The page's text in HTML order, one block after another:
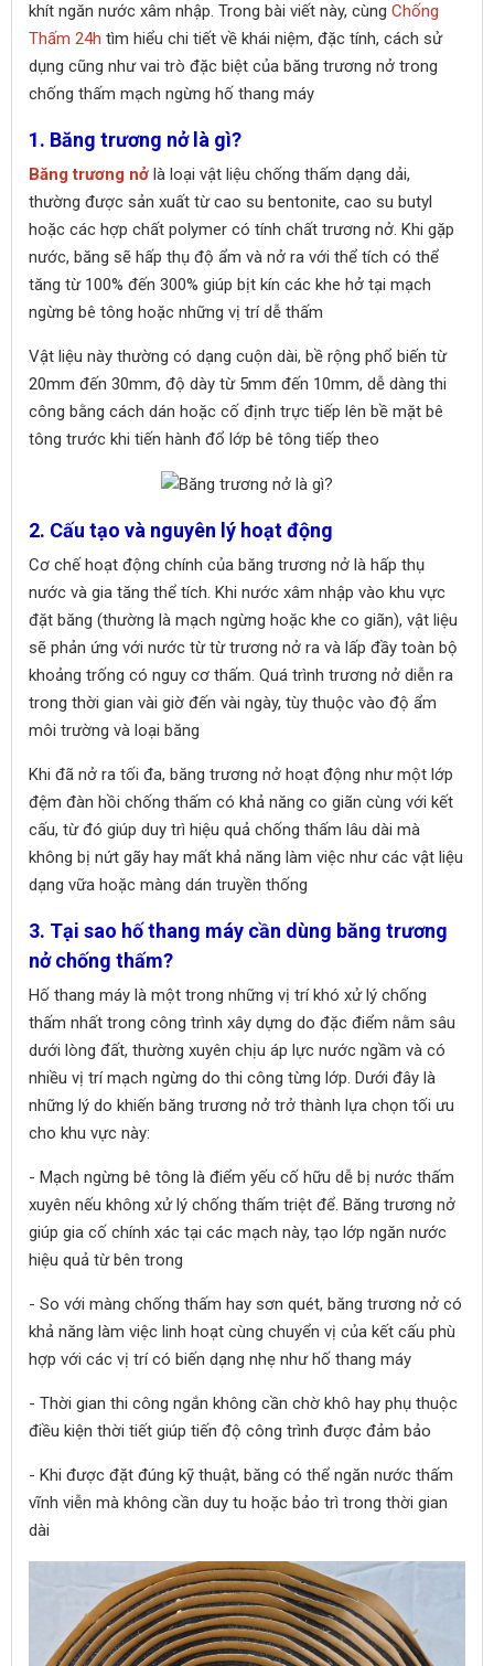
khít ngăn nước xâm nhập. Trong bài viết này, cùng Chống
Thấm 24h tìm hiểu chi tiết về khái niệm, đặc tính, cách sử
dụng cũng như vai trò đặc biệt của băng trương nở trong
chống thấm mạch ngừng hố thang máy
1. Băng trương nở là gì?
Băng trương nở là loại vật liệu chống thấm dạng dải,
thường được sản xuất từ cao su bentonite, cao su butyl
hoặc các hợp chất polymer có tính chất trương nở. Khi gặp
nước, băng sẽ hấp thụ độ ẩm và nở ra với thể tích có thể
tăng từ 100% đến 300% giúp bịt kín các khe hở tại mạch
ngừng bê tông hoặc những vị trí dễ thấm
Vật liệu này thường có dạng cuộn dài, bề rộng phổ biến từ
20mm đến 30mm, độ dày từ 5mm đến 10mm, dễ dàng thi
công bằng cách dán hoặc cố định trực tiếp lên bề mặt bê
tông trước khi tiến hành đổ lớp bê tông tiếp theo
2. Cấu tạo và nguyên lý hoạt động
Cơ chế hoạt động chính của băng trương nở là hấp thụ
nước và gia tăng thể tích. Khi nước xâm nhập vào khu vực
đặt băng (thường là mạch ngừng hoặc khe co giãn), vật liệu
sẽ phản ứng với nước từ từ trương nở ra và lấp đầy toàn bộ
khoảng trống có nguy cơ thấm. Quá trình trương nở diễn ra
trong thời gian vài giờ đến vài ngày, tùy thuộc vào độ ẩm
môi trường và loại băng
Khi đã nở ra tối đa, băng trương nở hoạt động như một lớp
đệm đàn hồi chống thấm có khả năng co giãn cùng với kết
cấu, từ đó giúp duy trì hiệu quả chống thấm lâu dài mà
không bị nứt gãy hay mất khả năng làm việc như các vật liệu
dạng vữa hoặc màng dán truyền thống
3. Tại sao hố thang máy cần dùng băng trương
nở chống thấm?
Hố thang máy là một trong những vị trí khó xử lý chống
thấm nhất trong công trình xây dựng do đặc điểm nằm sâu
dưới lòng đất, thường xuyên chịu áp lực nước ngầm và có
nhiều vị trí mạch ngừng do thi công từng lớp. Dưới đây là
những lý do khiến băng trương nở trở thành lựa chọn tối ưu
cho khu vực này:
- Mạch ngừng bê tông là điểm yếu cố hữu dễ bị nước thấm
xuyên nếu không xử lý chống thấm triệt để. Băng trương nở
giúp gia cố chính xác tại các mạch này, tạo lớp ngăn nước
hiệu quả từ bên trong
- So với màng chống thấm hay sơn quét, băng trương nở có
khả năng làm việc linh hoạt cùng chuyển vị của kết cấu phù
hợp với các vị trí có biến dạng nhẹ như hố thang máy
- Thời gian thi công ngắn không cần chờ khô hay phụ thuộc
điều kiện thời tiết giúp tiến độ công trình được đảm bảo
- Khi được đặt đúng kỹ thuật, băng có thể ngăn nước thấm
vĩnh viễn mà không cần duy tu hoặc bảo trì trong thời gian
dài